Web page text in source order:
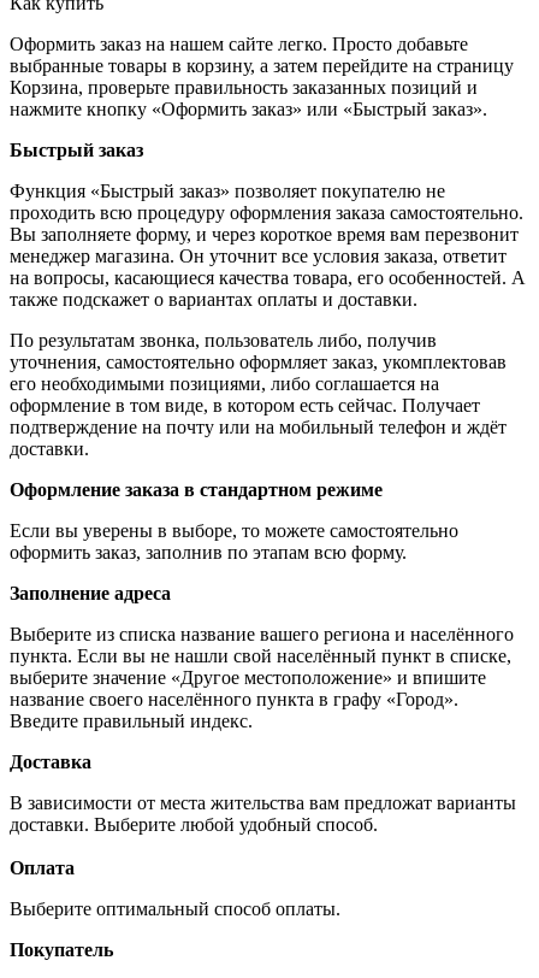
Оформить заказ на нашем сайте легко. Просто добавьте
выбранные товары в корзину, а затем перейдите на страницу
Корзина, проверьте правильность заказанных позиций и
нажмите кнопку «Оформить заказ» или «Быстрый заказ».
Быстрый заказ
Функция «Быстрый заказ» позволяет покупателю не
проходить всю процедуру оформления заказа самостоятельно.
Вы заполняете форму, и через короткое время вам перезвонит
менеджер магазина. Он уточнит все условия заказа, ответит
на вопросы, касающиеся качества товара, его особенностей. А
также подскажет о вариантах оплаты и доставки.
По результатам звонка, пользователь либо, получив
уточнения, самостоятельно оформляет заказ, укомплектовав
его необходимыми позициями, либо соглашается на
оформление в том виде, в котором есть сейчас. Получает
подтверждение на почту или на мобильный телефон и ждёт
доставки.
Оформление заказа в стандартном режиме
Если вы уверены в выборе, то можете самостоятельно
оформить заказ, заполнив по этапам всю форму.
Заполнение адреса
Выберите из списка название вашего региона и населённого
пункта. Если вы не нашли свой населённый пункт в списке,
выберите значение «Другое местоположение» и впишите
название своего населённого пункта в графу «Город».
Введите правильный индекс.
Доставка
В зависимости от места жительства вам предложат варианты
доставки. Выберите любой удобный способ.
Оплата
Выберите оптимальный способ оплаты.
Покупатель